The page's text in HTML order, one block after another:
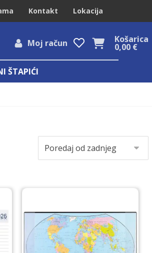
Kontakt Lokacija
Košarica
0,00 €
Moj račun
ŠTAPIĆI